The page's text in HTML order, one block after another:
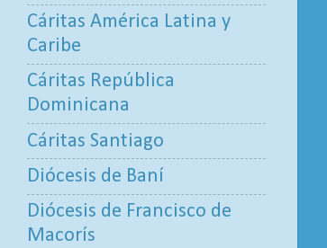
Cáritas América Latina y
Caribe
Cáritas República
Dominicana
Cáritas Santiago
Diócesis de Baní
Diócesis de Francisco de
Macorís